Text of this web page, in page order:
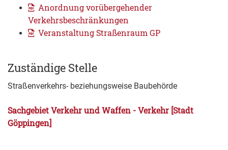
Anordnung vorübergehender
Verkehrsbeschränkungen
Veranstaltung Straßenraum GP
Zuständige Stelle
Straßenverkehrs- beziehungsweise Baubehörde
Sachgebiet Verkehr und Waffen - Verkehr [Stadt
Göppingen]